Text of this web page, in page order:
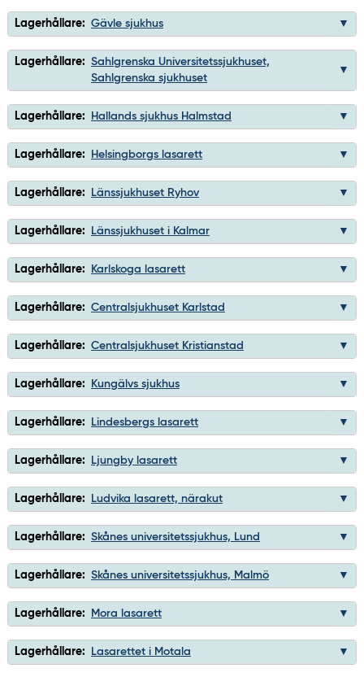
Lagerhållare: Gävle sjukhus
Lagerhållare: Sahlgrenska Universitetssjukhuset,
Sahlgrenska sjukhuset
Lagerhållare: Hallands sjukhus Halmstad
Lagerhållare: Helsingborgs lasarett
Lagerhållare: Länssjukhuset Ryhov
Lagerhållare: Länssjukhuset i Kalmar
Lagerhållare: Karlskoga lasarett
Lagerhållare: Centralsjukhuset Karlstad
Lagerhållare: Centralsjukhuset Kristianstad
Lagerhållare: Kungälvs sjukhus
Lagerhållare: Lindesbergs lasarett
Lagerhållare: Ljungby lasarett
Lagerhållare: Ludvika lasarett, närakut
Lagerhållare: Skånes universitetssjukhus, Lund
Lagerhållare: Skånes universitetssjukhus, Malmö
Lagerhållare: Mora lasarett
Lagerhållare: Lasarettet i Motala